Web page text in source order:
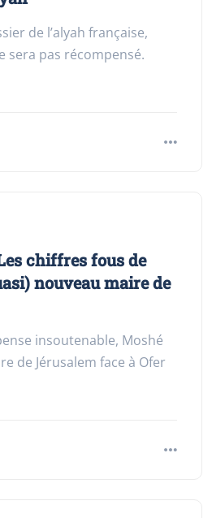
de l’alyah française,
sera pas récompensé.
chiffres fous de
nouveau maire de
insoutenable, Moshé
de Jérusalem face à Ofer